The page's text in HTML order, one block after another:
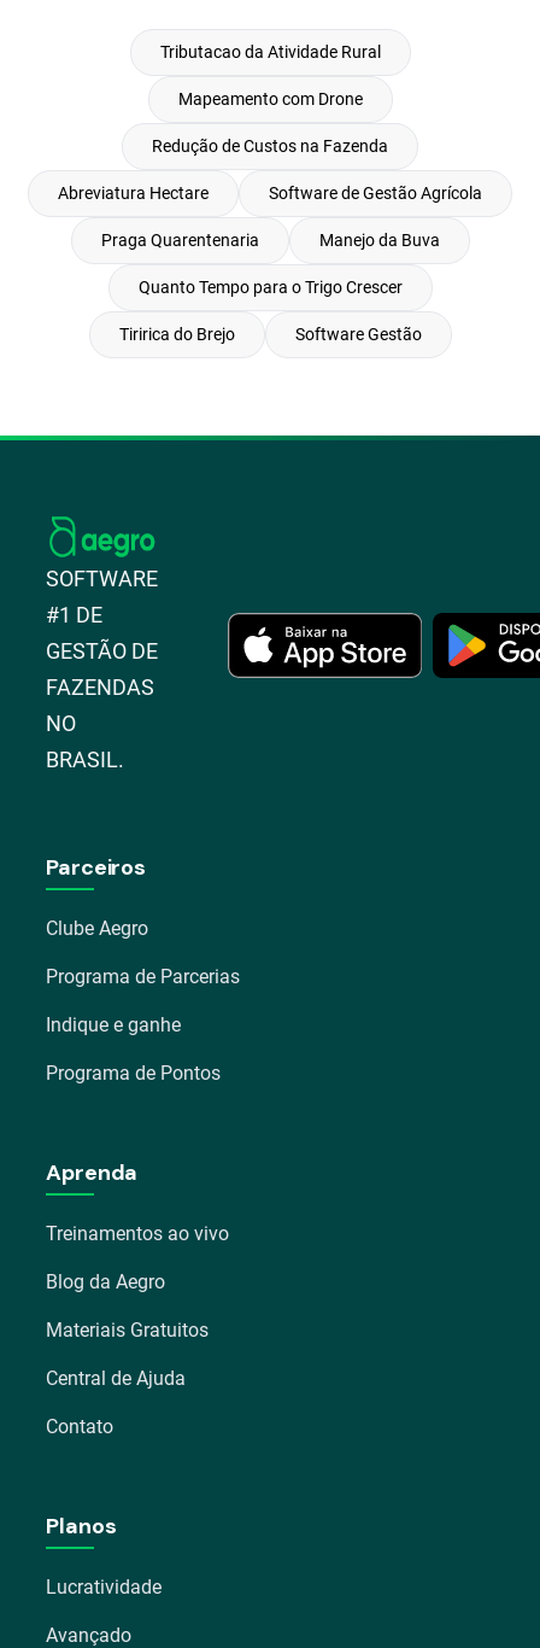
Tributacao da Atividade Rural
Mapeamento com Drone
Redução de Custos na Fazenda
Abreviatura Hectare Software de Gestão Agrícola
Praga Quarentenaria Manejo da Buva
Quanto Tempo para o Trigo Crescer
Tiririca do Brejo Software Gestão
SOFTWARE
#1 DE
GESTÃO DE
FAZENDAS
NO
BRASIL.
Parceiros
Clube Aegro
Programa de Parcerias
Indique e ganhe
Programa de Pontos
Aprenda
Treinamentos ao vivo
Blog da Aegro
Materiais Gratuitos
Central de Ajuda
Contato
Planos
Lucratividade
Avançado